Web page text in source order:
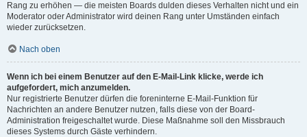
Rang zu erhöhen — die meisten Boards dulden dieses Verhalten nicht und ein
Moderator oder Administrator wird deinen Rang unter Umständen einfach
wieder zurücksetzen.
Nach oben
Wenn ich bei einem Benutzer auf den E-Mail-Link klicke, werde ich
aufgefordert, mich anzumelden.
Nur registrierte Benutzer dürfen die foreninterne E-Mail-Funktion für
Nachrichten an andere Benutzer nutzen, falls diese von der Board-
Administration freigeschaltet wurde. Diese Maßnahme soll den Missbrauch
dieses Systems durch Gäste verhindern.